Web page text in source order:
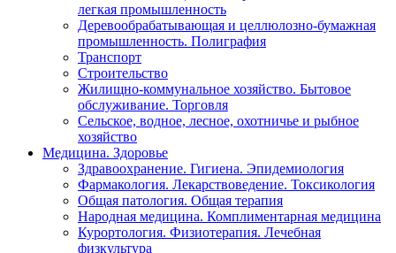
легкая промышленность
Деревообрабатывающая и целлюлозно-бумажная
промышленность. Полиграфия
Транспорт
Строительство
Жилищно-коммунальное хозяйство. Бытовое
обслуживание. Торговля
Сельское, водное, лесное, охотничье и рыбное
хозяйство
Медицина. Здоровье
Здравоохранение. Гигиена. Эпидемиология
Фармакология. Лекарствоведение. Токсикология
Общая патология. Общая терапия
Народная медицина. Комплиментарная медицина
Курортология. Физиотерапия. Лечебная
физкультура